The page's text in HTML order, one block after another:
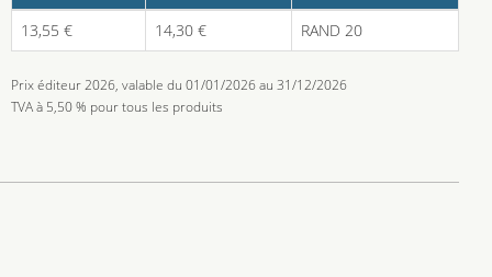
13,55 €
14,30 € RAND 20
Prix éditeur 2026, valable du 01/01/2026 au 31/12/2026
TVA à 5,50 % pour tous les produits